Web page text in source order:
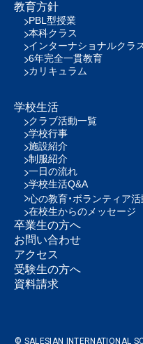
教育方針
PBL型授業
本科クラス
インターナショナルクラ
6年完全一貫教育
カリキュラム
学校生活
クラブ活動一覧
学校行事
施設紹介
制服紹介
一日の流れ
学校生活Q&A
心の教育・ボランティア活
在校生からのメッセージ
卒業生の方へ
お問い合わせ
アクセス
受験生の方へ
資料請求
© SALESIAN INTERNATIONAL